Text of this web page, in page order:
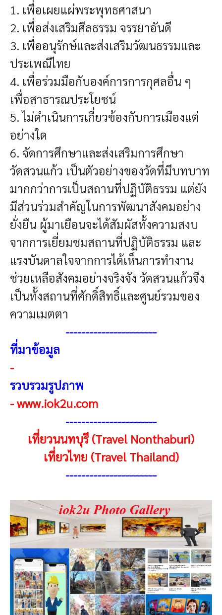
1. เพื่อเผยแผ่พระพุทธศาสนา
2. เพื่อส่งเสริมศีลธรรม จรรยาอันดี
3. เพื่ออนุรักษ์และส่งเสริมวัฒนธรรมและ
ประเพณีไทย
4. เพื่อร่วมมือกับองค์การการกุศลอื่น ๆ
เพื่อสาธารณประโยชน์
5. ไม่ดำเนินการเกี่ยวข้องกับการเมืองแต่
อย่างใด
6. จัดการศึกษาและส่งเสริมการศึกษา
วัดสวนแก้ว เป็นตัวอย่างของวัดที่มีบทบาท
มากกว่าการเป็นสถานที่ปฏิบัติธรรม แต่ยัง
มีส่วนร่วมสำคัญในการพัฒนาสังคมอย่าง
ยั่งยืน ผู้มาเยือนจะได้สัมผัสทั้งความสงบ
จากการเยี่ยมชมสถานที่ปฏิบัติธรรม และ
แรงบันดาลใจจากการได้เห็นการทำงาน
ช่วยเหลือสังคมอย่างจริงจัง วัดสวนแก้วจึง
เป็นทั้งสถานที่ศักดิ์สิทธิ์และศูนย์รวมของ
ความเมตตา
-----------------------
ที่มาข้อมูล
-
รวบรวมรูปภาพ
-www.iok2u.com
-----------------------
เที่ยวนนทบุรี (Travel Nonthaburi)
เที่ยวไทย (Travel Thailand)
-----------------------